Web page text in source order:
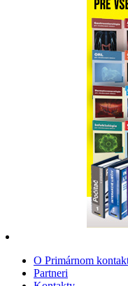
O Primárnom
Partneri